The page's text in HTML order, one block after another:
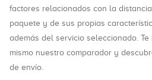
factores relacionados con la
paquete y de sus propias
además del servicio seleccionado.
mismo nuestro comparador y
de envío.